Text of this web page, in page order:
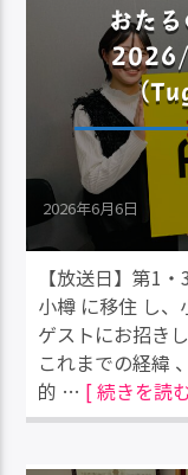
おた
（
2026年6月6日
【放送日】第1
小樽 に移住 し、
ゲストにお招き
これまでの経緯
的 … [ 続きを読